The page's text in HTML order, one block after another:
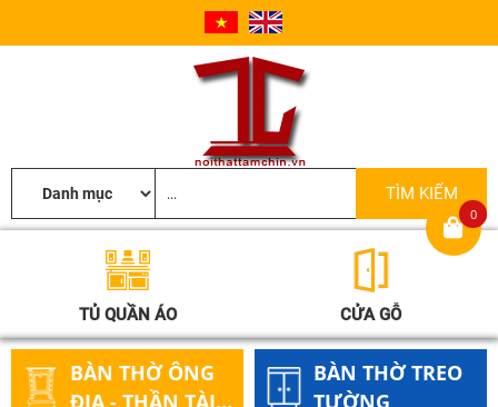
TỦ QUẦN ÁO CỬA GỖ
BÀN THỜ ÔNG
ĐỊA - THẦN TÀI
BÀN THỜ TREO
TƯỜNG
0